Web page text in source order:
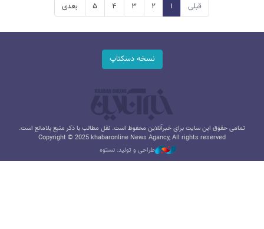
قبلی ۱ ۲ ۳ ۴ ۵ بعدی
نسخه دسکتاپ
تمامی حقوق این سایت برای خبرآنلاین محفوظ است. نقل مطالب با ذکر منبع بلامانع است.
Copyright © 2025 khabaronline News Agancy, All rights reserved
طراحی و تولید: نستوه